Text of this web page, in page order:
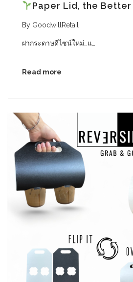
Paper Lid, the Better
By GoodwillRetail
ฝากระดาษดีไซน์ใหม่…แ…
Read more